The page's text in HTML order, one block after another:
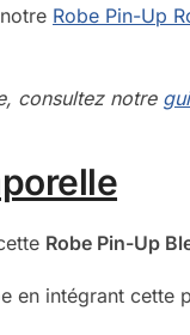
Robe Pin-Up
consultez notre
Robe Pin-Up
en intégrant